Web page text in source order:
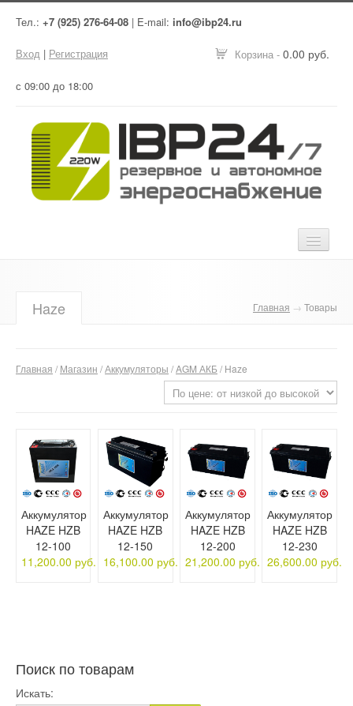
Тел.: +7 (925) 276-64-08 | E-mail: info@ibp24.ru
Корзина - 0.00 руб.
Вход | Регистрация
с 09:00 до 18:00
Оборудование
Контакты
Haze Главная → Товары
Главная /Магазин /Аккумуляторы /AGM АКБ / Haze
Аккумулятор
HAZE HZB
12-100
11,200.00 руб.
Аккумулятор
HAZE HZB
12-150
16,100.00 руб.
Аккумулятор
HAZE HZB
12-200
21,200.00 руб.
Аккумулятор
HAZE HZB
12-230
26,600.00 руб.
Поиск по товарам
Искать: